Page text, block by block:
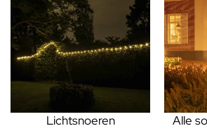
Lichtsnoeren Alle